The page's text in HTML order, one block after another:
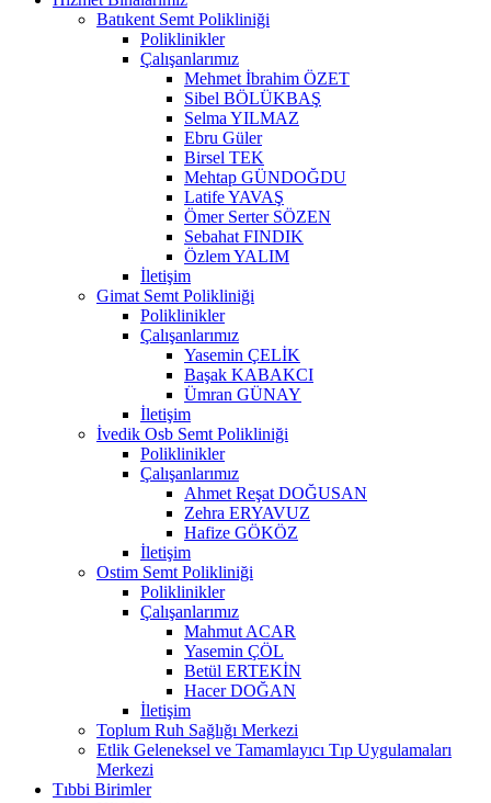
Batıkent Semt Polikliniği
Poliklinikler
Çalışanlarımız
Mehmet İbrahim ÖZET
Sibel BÖLÜKBAŞ
Selma YILMAZ
Ebru Güler
Birsel TEK
Mehtap GÜNDOĞDU
Latife YAVAŞ
Ömer Serter SÖZEN
Sebahat FINDIK
Özlem YALIM
İletişim
Gimat Semt Polikliniği
Poliklinikler
Çalışanlarımız
Yasemin ÇELİK
Başak KABAKCI
Ümran GÜNAY
İletişim
İvedik Osb Semt Polikliniği
Poliklinikler
Çalışanlarımız
Ahmet Reşat DOĞUSAN
Zehra ERYAVUZ
Hafize GÖKÖZ
İletişim
Ostim Semt Polikliniği
Poliklinikler
Çalışanlarımız
Mahmut ACAR
Yasemin ÇÖL
Betül ERTEKİN
Hacer DOĞAN
İletişim
Toplum Ruh Sağlığı Merkezi
Etlik Geleneksel ve Tamamlayıcı Tıp Uygulamaları
Merkezi
Tıbbi Birimler